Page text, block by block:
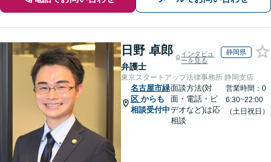
日野 卓郎
弁護士
インタビュ
ーを見る
静岡県
東京スタートアップ法律事務所 静岡支店
名古屋市緑
区 からも
相談受付中
面談方法(対
面・電話・ビ
デオなど)は応
相談
営業時間：0
6:30~22:00
（土日祝日）